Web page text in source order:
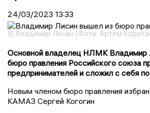
24/03/2023 13:33
© Владимир Лисин (Фото: Артем
Основной владелец НЛМК Владимир
бюро правления Российского союза
предпринимателей и сложил с себя
Новым членом бюро правления
КАМАЗ Сергей Когогин